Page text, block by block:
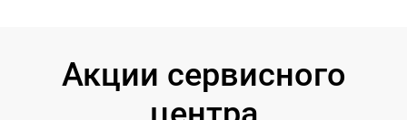
Акции сервисного